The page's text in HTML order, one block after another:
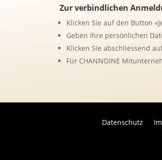
Zur verbindlichen
Klicken Sie auf den Button
Geben Ihre persönlichen
Klicken Sie abschliessend
Für CHANNOINE
Datenschutz